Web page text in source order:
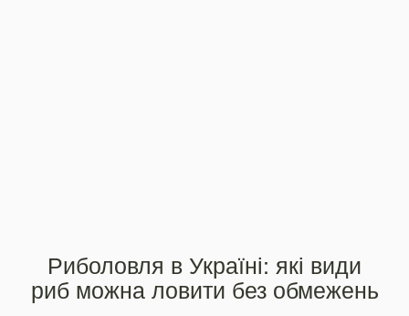
Риболовля в Україні: які види
риб можна ловити без обмежень